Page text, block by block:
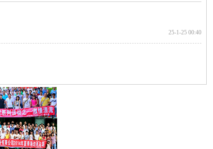
25-1-25 00:40